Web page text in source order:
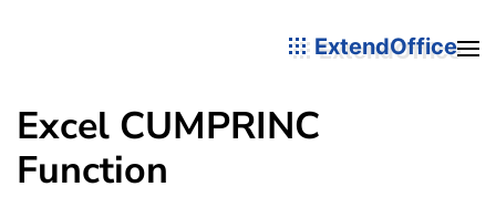
ExtendOffice
Excel CUMPRINC
Function